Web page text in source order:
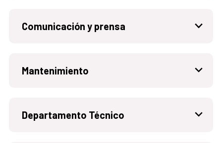
Comunicación y prensa
Mantenimiento
Departamento Técnico